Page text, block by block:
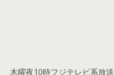
木曜夜10時フジテレビ系放送